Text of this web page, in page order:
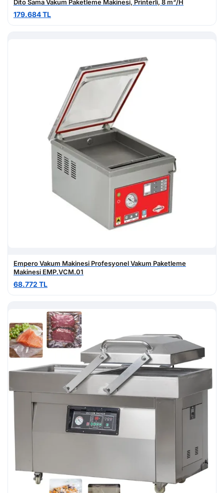
Dito Sama Vakum Paketleme Makinesi, Printerli, 8 m³/H
179.684 TL
Empero Vakum Makinesi Profesyonel Vakum Paketleme
Makinesi EMP.VCM.01
68.772 TL